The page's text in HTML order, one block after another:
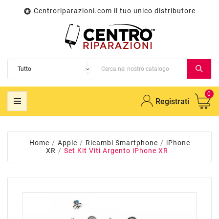
 Centroriparazioni.com il tuo unico distributore
Registrati
0
Home Apple Ricambi Smartphone
iPhone
XR
Set Kit Viti Argento iPhone XR